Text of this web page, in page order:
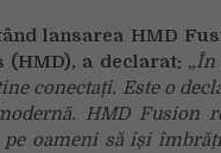
lansarea HMD
(HMD), a declarat: „În
conectați. Este o
HMD Fusion
oameni să își